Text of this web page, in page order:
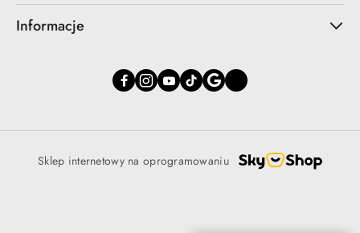
Informacje
Sklep internetowy na oprogramowaniu